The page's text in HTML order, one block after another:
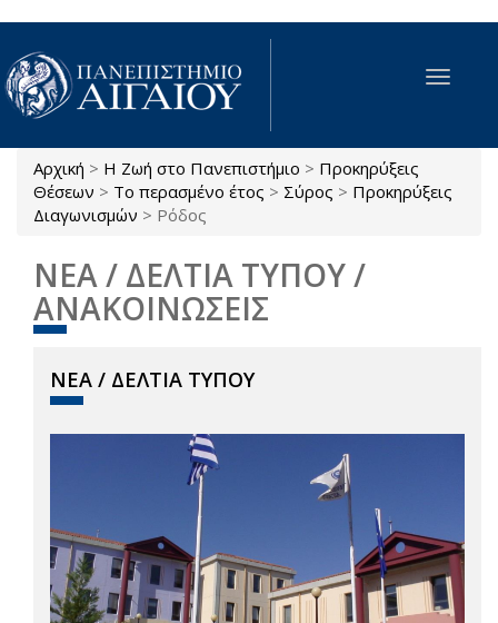
Παράκαμψη προς το κυρίως περιεχόμενο
Toggle
Είστε εδώ
Αρχική > Η Ζωή στο Πανεπιστήμιο > Προκηρύξεις
Θέσεων > Το περασμένο έτος > Σύρος > Προκηρύξεις
Διαγωνισμών > Ρόδος
ΝΕΑ / ΔΕΛΤΙΑ ΤΥΠΟΥ /
ΑΝΑΚΟΙΝΩΣΕΙΣ
ΝΕΑ / ΔΕΛΤΙΑ ΤΥΠΟΥ